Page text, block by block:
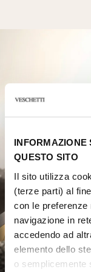
INFORMAZIONE
QUESTO SITO
Il sito utilizza
(terze parti) al
con le preferenze
navigazione in
accedendo ad
elemento dello
o semplicemente